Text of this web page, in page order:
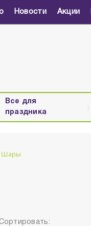
Новости Акции
Все для
праздника
Шары
Сортировать: